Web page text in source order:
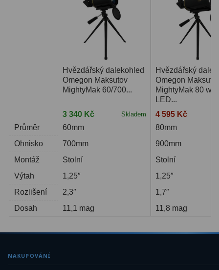
Dálkoměry a Noční vidění17
Pro děti
Hobby4
Laboratorní
Kapesní
Průměr
Ohnisko
Montáž
Výtah
Rozlišení
Dosah
Hvězdářský dalekohled
Omegon Maksutov
MightyMak 60/700...
3 340 Kč Skladem
60mm
700mm
Stolní
1,25″
2,3″
11,1 mag
Hvězdářský
Omegon
MightyMak 80
LED...
4 595 Kč
80mm
900mm
Stolní
1,25″
1,7″
11,8 mag
NAKUPOVÁNÍ